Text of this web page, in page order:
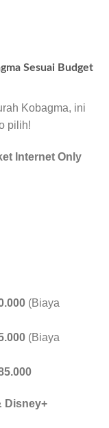
Sesuai Budget
Kobagma, ini
pilih!
Internet Only
(Biaya
(Biaya
Disney+